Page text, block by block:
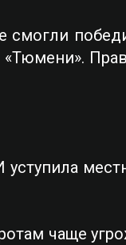
смогли
чаще